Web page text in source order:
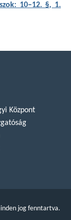
10–12. §, 1.
Központ
jog fenntartva.